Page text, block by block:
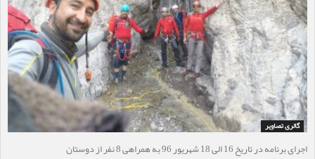
گالری تصاویر
اجرای برنامه در تاریخ 16 الی 18 شهریور 96 به همراهی 8 نفر از دوستان